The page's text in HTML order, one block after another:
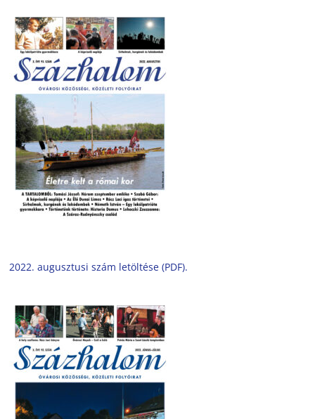
2022. augusztusi szám letöltése (PDF).